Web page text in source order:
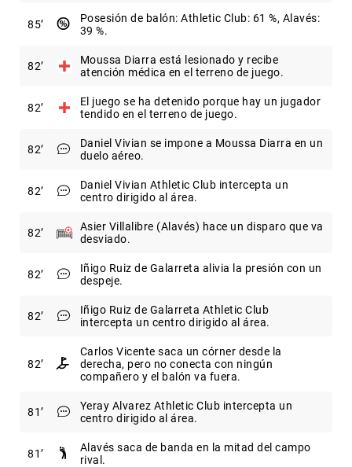
85
Posesión de balón: Athletic Club: 61 %, Alavés:
39 %.
82
Moussa Diarra está lesionado y recibe
atención médica en el terreno de juego.
82
El juego se ha detenido porque hay un jugador
tendido en el terreno de juego.
82
Daniel Vivian se impone a Moussa Diarra en un
duelo aéreo.
82
Daniel Vivian Athletic Club intercepta un
centro dirigido al área.
82
Asier Villalibre (Alavés) hace un disparo que va
desviado.
82
Iñigo Ruiz de Galarreta alivia la presión con un
despeje.
82
Iñigo Ruiz de Galarreta Athletic Club
intercepta un centro dirigido al área.
82
Carlos Vicente saca un córner desde la
derecha, pero no conecta con ningún
compañero y el balón va fuera.
81
Yeray Alvarez Athletic Club intercepta un
centro dirigido al área.
81
Alavés saca de banda en la mitad del campo
rival.